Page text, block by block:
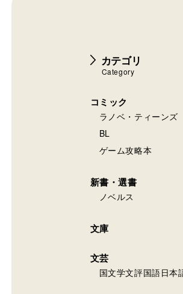
カテゴリ
Category
コミック
ラノベ・ティーンズ
BL
ゲーム攻略本
新書・選書
ノベルス
文庫
文芸
国文学文評国語日本